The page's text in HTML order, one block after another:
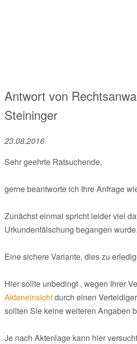
Antwort von
Steininger
23.08.2016
Sehr geehrte Ratsuchende,
gerne beantworte ich Ihre Anfrage
Zunächst einmal spricht leider viel
Urkundenfälschung begangen wurde.
Eine sichere Variante, dies zu
Hier sollte unbedingt , wegen Ihrer
Akteneinsichtdurch einen
sollten Sie keine weiteren Angaben
Je nach Aktenlage kann hier